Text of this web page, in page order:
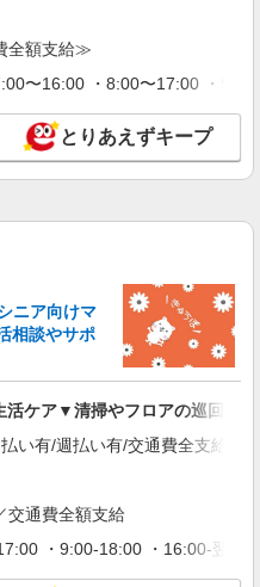
詳細を見る
詳細を見る
サ高住で生活ケア▼清掃やフ
2187円 ＜日払い有/週払い有/交
ン代含む)＞
全額支給≫
〜16:00 ・8:00〜17:00 ・
とりあえずキープ
ニア向けマ
相談やサポ
ケア▼清掃やフロアの巡回など
い有/週払い有/交通費全支給(ガ
交通費全額支給
17:00 ・9:00-18:00 ・16:00-